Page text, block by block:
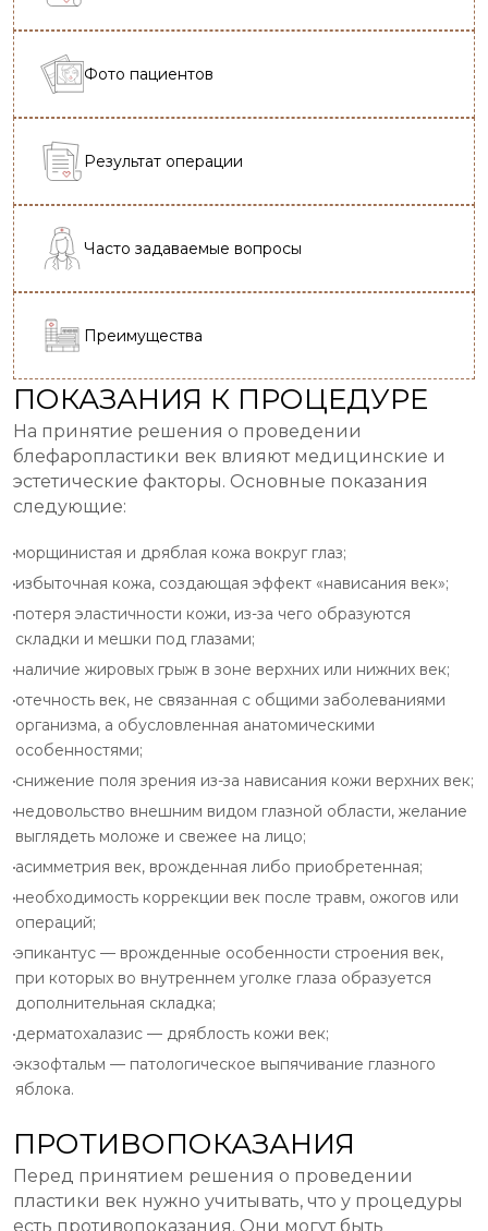
Фото пациентов
Результат операции
Часто задаваемые вопросы
Преимущества
ПОКАЗАНИЯ К ПРОЦЕДУРЕ
На принятие решения о проведении
блефаропластики век влияют медицинские и
эстетические факторы. Основные показания
следующие:
морщинистая и дряблая кожа вокруг глаз;
избыточная кожа, создающая эффект «нависания век»;
потеря эластичности кожи, из-за чего образуются
складки и мешки под глазами;
наличие жировых грыж в зоне верхних или нижних век;
отечность век, не связанная с общими заболеваниями
организма, а обусловленная анатомическими
особенностями;
снижение поля зрения из-за нависания кожи верхних век;
недовольство внешним видом глазной области, желание
выглядеть моложе и свежее на лицо;
асимметрия век, врожденная либо приобретенная;
необходимость коррекции век после травм, ожогов или
операций;
эпикантус — врожденные особенности строения век,
при которых во внутреннем уголке глаза образуется
дополнительная складка;
дерматохалазис — дряблость кожи век;
экзофтальм — патологическое выпячивание глазного
яблока.
ПРОТИВОПОКАЗАНИЯ
Перед принятием решения о проведении
пластики век нужно учитывать, что у процедуры
есть противопоказания. Они могут быть